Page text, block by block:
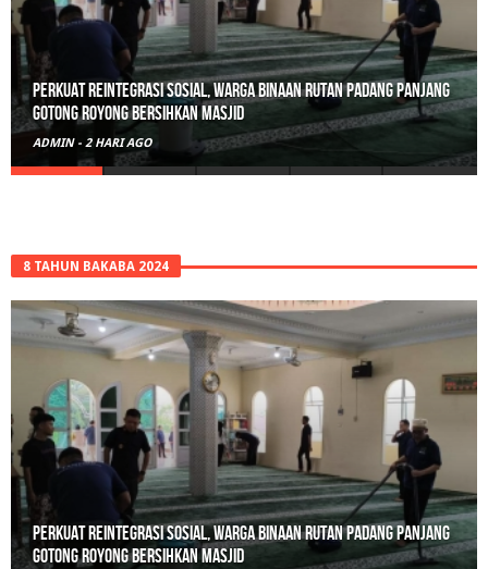
Perkuat Reintegrasi Sosial, Warga Binaan Rutan Padang Panjang
Gotong Royong Bersihkan Masjid
ADMIN - 2 HARI AGO
8 TAHUN BAKABA 2024
Perkuat Reintegrasi Sosial, Warga Binaan Rutan Padang Panjang
Gotong Royong Bersihkan Masjid